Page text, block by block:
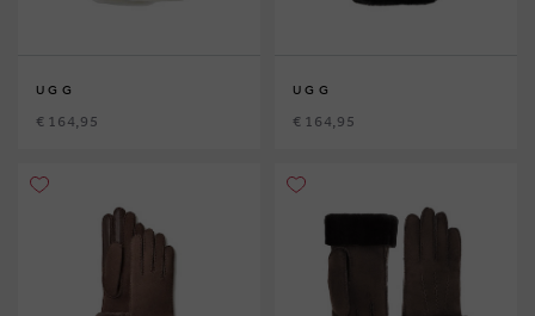
UGG
€ 164,95
UGG
€ 164,95